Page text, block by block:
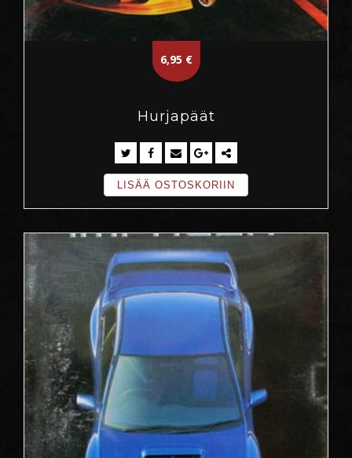
6,95 €
Hurjapäät
LISÄÄ OSTOSKORIIN